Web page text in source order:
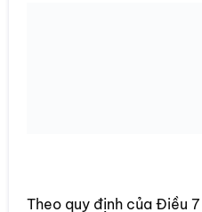
Theo quy định của Điều